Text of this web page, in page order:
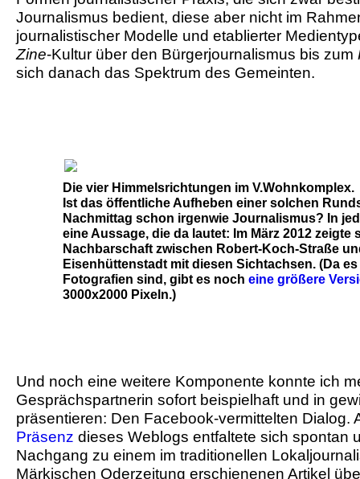
Journalismus bedient, diese aber nicht im
journalistischer Modelle und etablierter
Zine-Kultur über den Bürgerjournalismus bis zum
sich danach das Spektrum des Gemeinten.
Die vier Himmelsrichtungen im V.Wohnkomplex.
Ist das öffentliche Aufheben einer solchen
Nachmittag schon irgenwie Journalismus? In
eine Aussage, die da lautet: Im März 2012 zeigte
Nachbarschaft zwischen Robert-Koch-Straße
Eisenhüttenstadt mit diesen Sichtachsen. (Da
Fotografien sind, gibt es noch eine größere
3000x2000 Pixeln.)
Und noch eine weitere Komponente konnte ich
Gesprächspartnerin sofort beispielhaft und in
präsentieren: Den Facebook-vermittelten Dialog.
Präsenz dieses Weblogs entfaltete sich spontan
Nachgang zu einem im traditionellen
Märkischen Oderzeitung erschienenen Artikel